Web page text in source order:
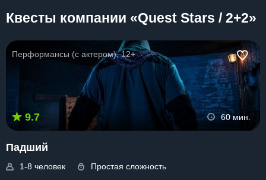
Квесты компании «Quest Stars / 2+2»
Перформансы (с актером), 12+
9.7 60 мин.
Падший
1-8 человек
Простая сложность